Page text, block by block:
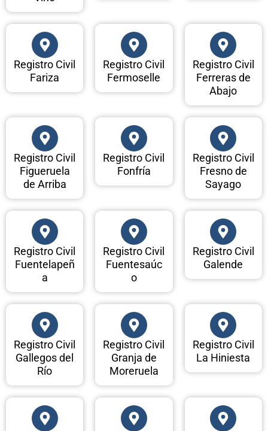
Registro Civil
Fariza
Registro Civil
Fermoselle
Registro Civil
Ferreras de
Abajo
Registro Civil
Figueruela
de Arriba
Registro Civil
Fonfría
Registro Civil
Fresno de
Sayago
Registro Civil
Fuentelapeñ
a
Registro Civil
Fuentesaúc
o
Registro Civil
Galende
Registro Civil
Gallegos del
Río
Registro Civil
Granja de
Moreruela
Registro Civil
La Hiniesta